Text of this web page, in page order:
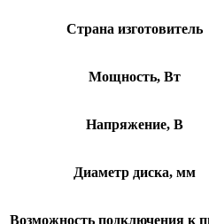
Страна изготовитель
Мощность, Вт
Напряжение, В
Диаметр диска, мм
Возможность подключения к